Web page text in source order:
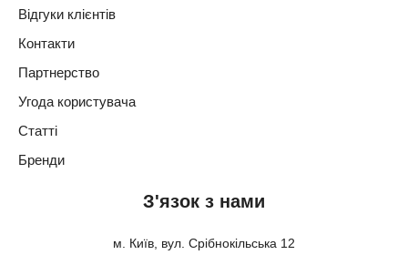
З'язок з нами
м. Київ, вул. Срібнокільська 12
Відгуки клієнтів
Контакти
Партнерство
Угода користувача
Статті
Бренди